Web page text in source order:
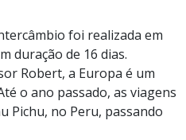
foi realizada em
duração de 16 dias.
Robert, a Europa é um
o ano passado, as viagens
Pichu, no Peru, passando